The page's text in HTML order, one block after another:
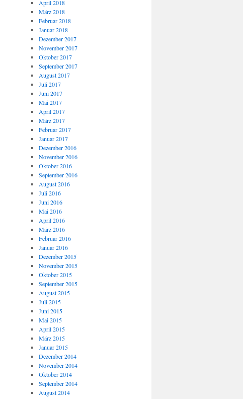
April 2018
März 2018
Februar 2018
Januar 2018
Dezember 2017
November 2017
Oktober 2017
September 2017
August 2017
Juli 2017
Juni 2017
Mai 2017
April 2017
März 2017
Februar 2017
Januar 2017
Dezember 2016
November 2016
Oktober 2016
September 2016
August 2016
Juli 2016
Juni 2016
Mai 2016
April 2016
März 2016
Februar 2016
Januar 2016
Dezember 2015
November 2015
Oktober 2015
September 2015
August 2015
Juli 2015
Juni 2015
Mai 2015
April 2015
März 2015
Januar 2015
Dezember 2014
November 2014
Oktober 2014
September 2014
August 2014